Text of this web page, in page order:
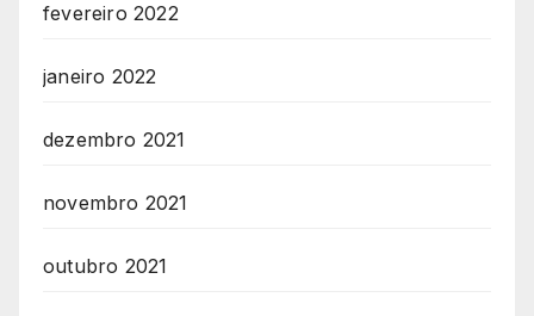
fevereiro 2022
janeiro 2022
dezembro 2021
novembro 2021
outubro 2021